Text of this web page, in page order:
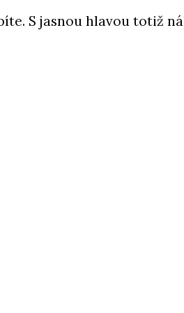
S jasnou hlavou totiž